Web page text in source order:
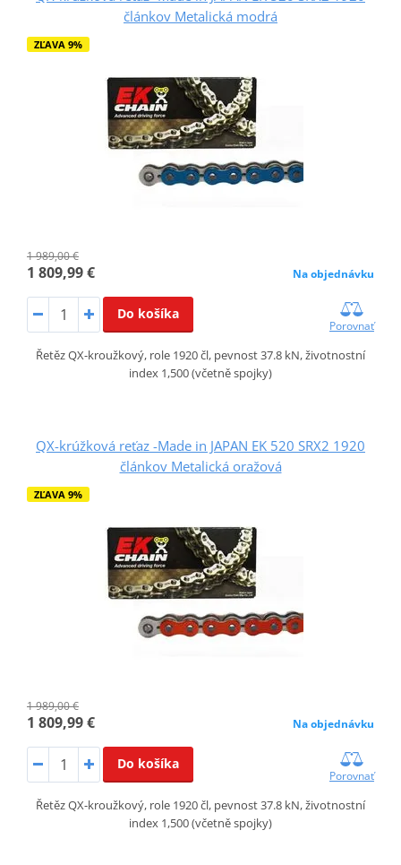
článkov Metalická modrá
ZĽAVA 9%
1 989,00 €
1 809,99 € Na objednávku
Do košíka
Porovnať
Řetěz QX-kroužkový, role 1920 čl, pevnost 37.8 kN, životnostní
index 1,500 (včetně spojky)
QX-krúžková reťaz -Made in JAPAN EK 520 SRX2 1920
článkov Metalická oražová
ZĽAVA 9%
1 989,00 €
1 809,99 € Na objednávku
Do košíka
Porovnať
Řetěz QX-kroužkový, role 1920 čl, pevnost 37.8 kN, životnostní
index 1,500 (včetně spojky)